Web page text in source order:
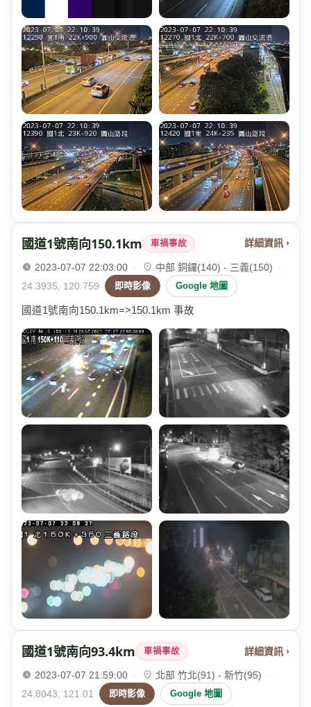
國道1號南向150.1km 車禍事故 詳細資訊 ›
2023-07-07 22:03:00 · 中部 銅鑼(140) - 三義(150)
·
24.3935, 120.759
即時影像 Google 地圖
國道1號南向150.1km=>150.1km 事故
國道1號南向93.4km 車禍事故 詳細資訊 ›
2023-07-07 21:59:00 · 北部 竹北(91) - 新竹(95)
·
24.8043, 121.01
即時影像 Google 地圖